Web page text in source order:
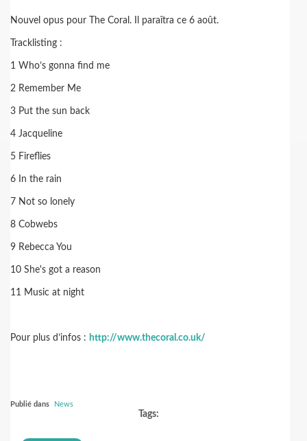
Nouvel opus pour The Coral. Il paraîtra ce 6 août.
Tracklisting :
1 Who’s gonna find me
2 Remember Me
3 Put the sun back
4 Jacqueline
5 Fireflies
6 In the rain
7 Not so lonely
8 Cobwebs
9 Rebecca You
10 She's got a reason
11 Music at night
Pour plus d’infos : http://www.thecoral.co.uk/
Publié dans News
Tags: